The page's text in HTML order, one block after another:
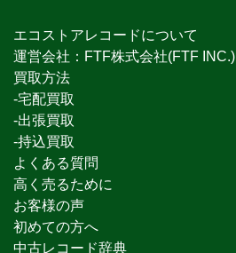
エコストアレコードについて
運営会社：FTF株式会社(FTF INC.)
買取方法
-宅配買取
-出張買取
-持込買取
よくある質問
高く売るために
お客様の声
初めての方へ
中古レコード辞典